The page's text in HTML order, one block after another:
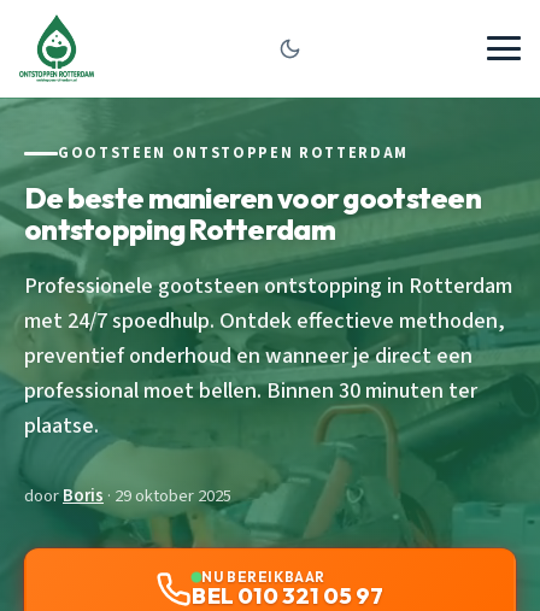
GOOTSTEEN ONTSTOPPEN ROTTERDAM
De beste manieren voor gootsteen
ontstopping Rotterdam
Professionele gootsteen ontstopping in Rotterdam
met 24/7 spoedhulp. Ontdek effectieve methoden,
preventief onderhoud en wanneer je direct een
professional moet bellen. Binnen 30 minuten ter
plaatse.
doorBoris · 29 oktober 2025
NU BEREIKBAAR
BEL 010 321 05 97